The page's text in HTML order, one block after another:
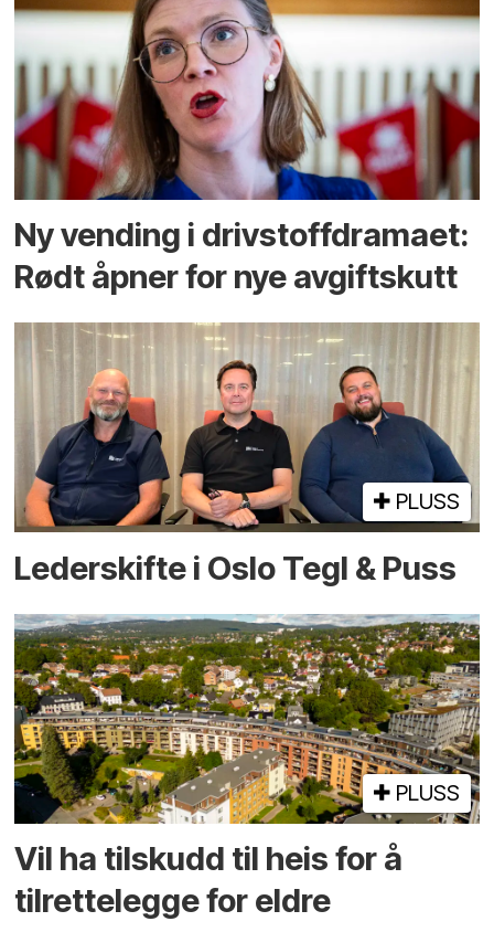
Ny vending i drivstoffdramaet:
Rødt åpner for nye avgiftskutt
PLUSS
Lederskifte i Oslo Tegl & Puss
PLUSS
Vil ha tilskudd til heis for å
tilrettelegge for eldre